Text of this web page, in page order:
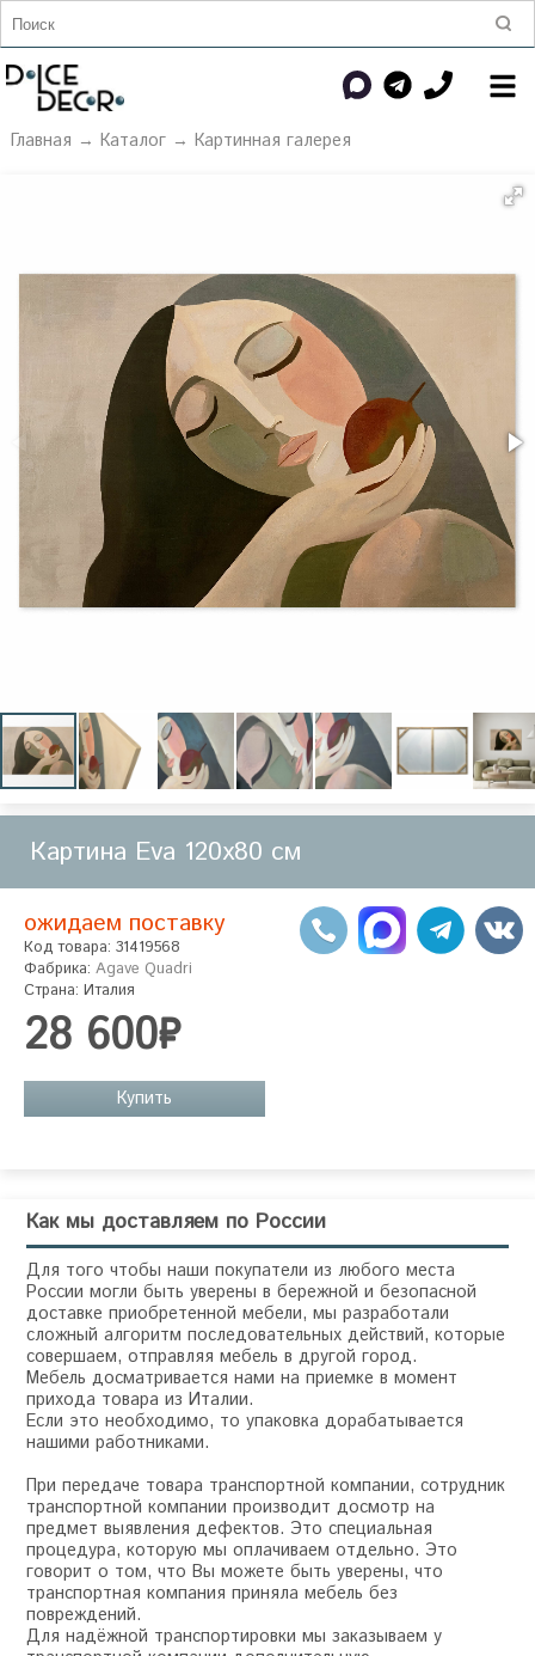
Главная → Каталог→ Картинная галерея
Картина Eva 120x80 см
ожидаем поставку
Код товара: 31419568
Фабрика: Agave Quadri
Страна: Италия
28 600₽
Купить
Как мы доставляем по России
Для того чтобы наши покупатели из любого места
России могли быть уверены в бережной и безопасной
доставке приобретенной мебели, мы разработали
сложный алгоритм последовательных действий, которые
совершаем, отправляя мебель в другой город.
Мебель досматривается нами на приемке в момент
прихода товара из Италии.
Если это необходимо, то упаковка дорабатывается
нашими работниками.
При передаче товара транспортной компании, сотрудник
транспортной компании производит досмотр на
предмет выявления дефектов. Это специальная
процедура, которую мы оплачиваем отдельно. Это
говорит о том, что Вы можете быть уверены, что
транспортная компания приняла мебель без
повреждений.
Для надёжной транспортировки мы заказываем у